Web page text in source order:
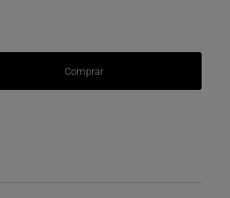
Comprar